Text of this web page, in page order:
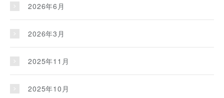
2026年6月
2026年3月
2025年11月
2025年10月